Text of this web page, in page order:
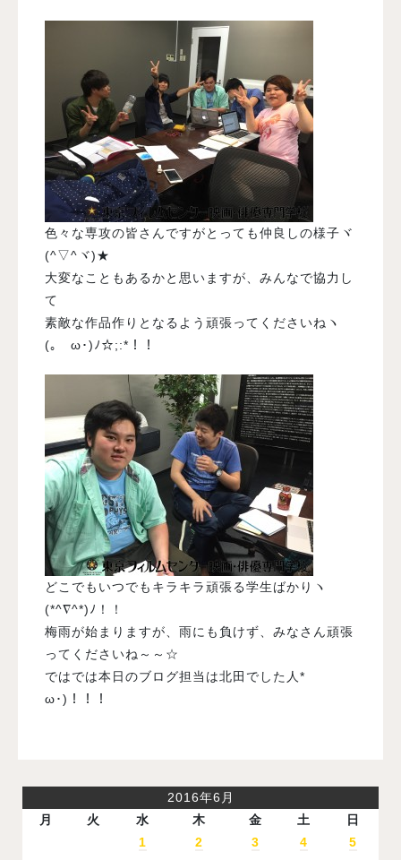
色々な専攻の皆さんですがとっても仲良しの様子ヾ
(^▽^ヾ)★
大変なこともあるかと思いますが、みんなで協力し
て
素敵な作品作りとなるよう頑張ってくださいねヽ
(｡ゝω･)ﾉ☆;:*！！
どこでもいつでもキラキラ頑張る学生ばかりヽ
(*^∇^*)ﾉ！！
梅雨が始まりますが、雨にも負けず、みなさん頑張
ってくださいね～～☆
ではでは本日のブログ担当は北田でした人*ゝ
ω･)！！！
2016年6月
月
火 水 木 金 土
日
1
2 3 4
5